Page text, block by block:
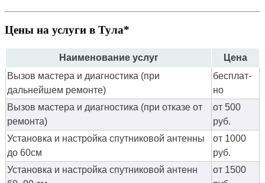
Цены на услуги в Тула*
Наименование услуг
Цена
Вызов мастера и диагностика (при
дальнейшем ремонте)
бес­плат­
но
Вызов мастера и диагностика (при отказе от
ремонта)
от 500
руб.
Установка и настройка спутниковой антенны
до 60см
от 1000
руб.
Установка и настройка спутниковой антенн
от 1500